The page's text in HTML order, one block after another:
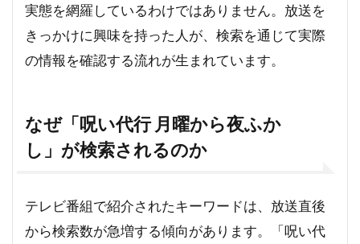
実態を網羅しているわけではありません。放送を
きっかけに興味を持った人が、検索を通じて実際
の情報を確認する流れが生まれています。
なぜ「呪い代行 月曜から夜ふか
し」が検索されるのか
テレビ番組で紹介されたキーワードは、放送直後
から検索数が急増する傾向があります。「呪い代